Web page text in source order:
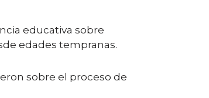
educativa sobre
edades tempranas.
sobre el proceso de